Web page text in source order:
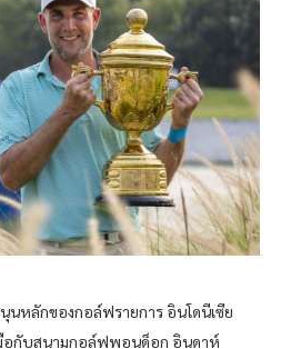
หลักของกอล์ฟรายการ อินโดนีเซีย
อกับสนามกอล์ฟพอนด็อก อินดาห์